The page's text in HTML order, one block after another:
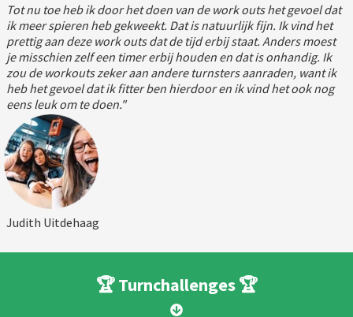
Tot nu toe heb ik door het doen van de work outs het gevoel dat
ik meer spieren heb gekweekt. Dat is natuurlijk fijn. Ik vind het
prettig aan deze work outs dat de tijd erbij staat. Anders moest
je misschien zelf een timer erbij houden en dat is onhandig. Ik
zou de workouts zeker aan andere turnsters aanraden, want ik
heb het gevoel dat ik fitter ben hierdoor en ik vind het ook nog
eens leuk om te doen."
Judith Uitdehaag
🏆Turnchallenges🏆